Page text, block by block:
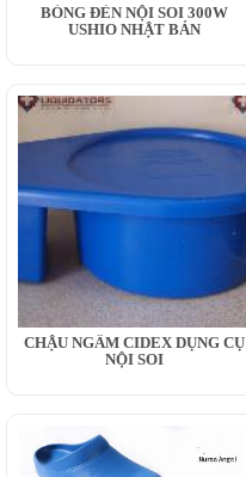
BÓNG ĐÈN NỘI SOI 300W
USHIO NHẬT BẢN
CHẬU NGÂM CIDEX DỤNG CỤ
NỘI SOI